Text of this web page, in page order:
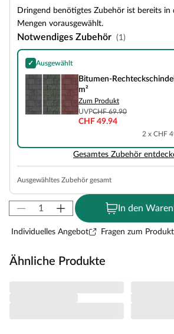
Dringend benötigtes Zubehör ist bereits in
Mengen vorausgewählt.
Notwendiges Zubehör (1)
✓ Ausgewählt
Bitumen-Rechteckschindeln in Schwarz, 3 m²
Bitumen-
m²
Zum Produkt
UVPCHF 69.90
CHF 49.94
2 x CHF
Gesamtes Zubehör
Ausgewähltes Zubehör gesamt
In den
Individuelles Angebot Fragen zum Produkt
Ähnliche Produkte